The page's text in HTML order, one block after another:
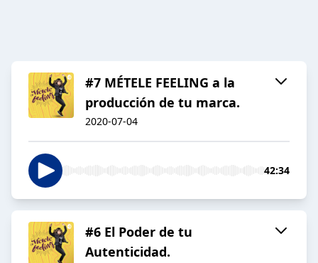
#7 MÉTELE FEELING a la
producción de tu marca.
2020-07-04
42:34
#6 El Poder de tu
Autenticidad.